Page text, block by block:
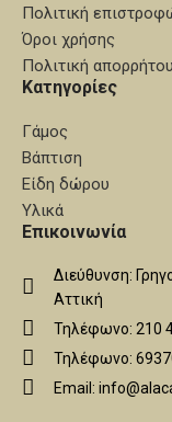
Πολιτική
Όροι χρήσης
Πολιτική απορρήτου
Κατηγορίες
Γάμος
Βάπτιση
Είδη δώρου
Υλικά
Επικοινωνία
Διεύθυνση:
Αττική
Τηλέφωνο: 210
Τηλέφωνο:
Email: